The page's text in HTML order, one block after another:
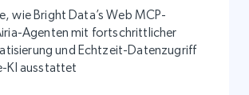
wie Bright Data’s Web MCP-
Agenten mit fortschrittlicher
und Echtzeit-Datenzugriff
KI ausstattet